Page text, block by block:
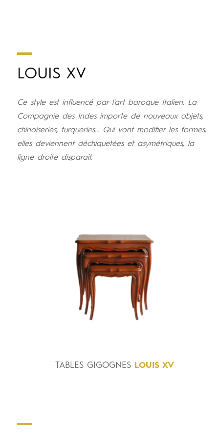
LOUIS XV
Ce style est influencé par l'art baroque Italien. La
Compagnie des Indes importe de nouveaux objets,
chinoiseries, turqueries... Qui vont modifier les formes,
elles deviennent déchiquetées et asymétriques, la
ligne droite disparait.
TABLES GIGOGNESLOUIS XV